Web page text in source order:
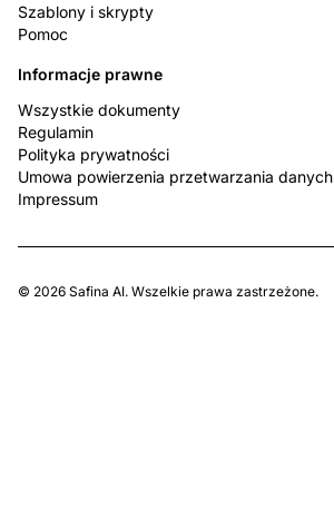
Szablony i skrypty
Pomoc
Informacje prawne
Wszystkie dokumenty
Regulamin
Polityka prywatności
Umowa powierzenia przetwarzania danych
Impressum
© 2026 Safina AI. Wszelkie prawa zastrzeżone.